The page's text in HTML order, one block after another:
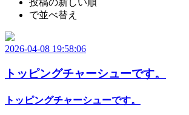
で並べ替え
2026-04-08 19:58:06
トッピングチャーシューです。
トッピングチャーシューです。